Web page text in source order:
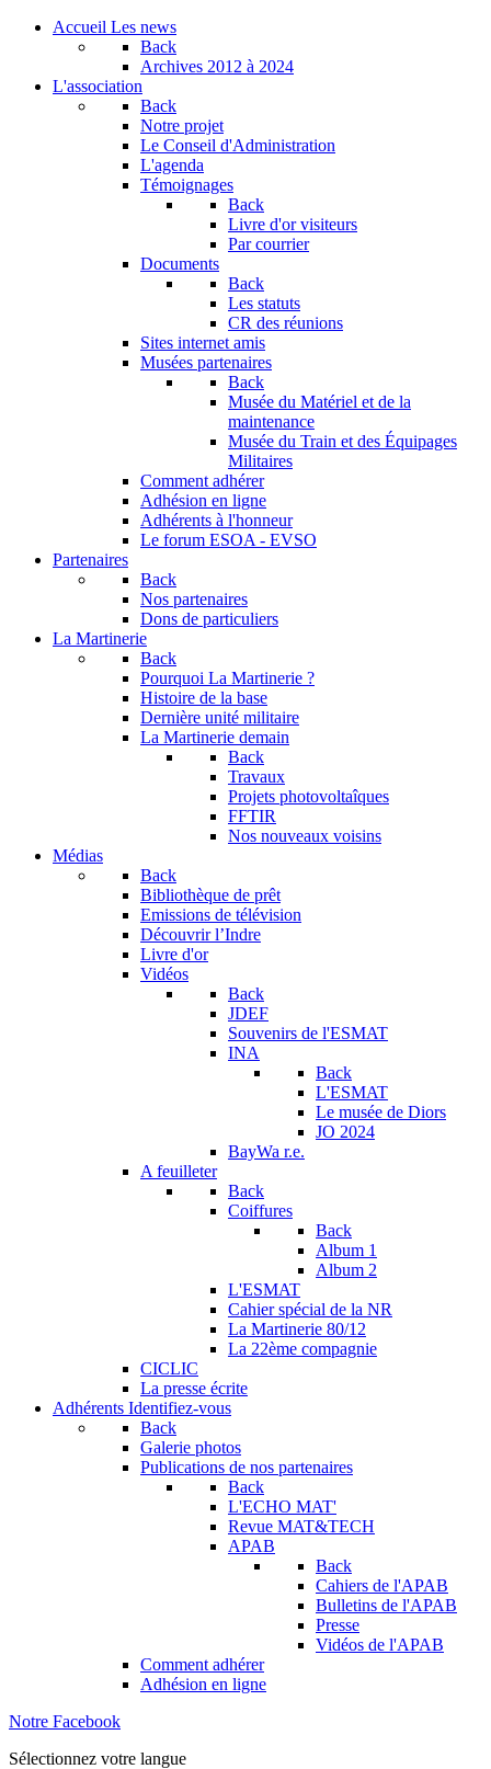
Accueil Les news
Back
Archives 2012 à 2024
L'association
Back
Notre projet
Le Conseil d'Administration
L'agenda
Témoignages
Back
Livre d'or visiteurs
Par courrier
Documents
Back
Les statuts
CR des réunions
Sites internet amis
Musées partenaires
Back
Musée du Matériel et de la
maintenance
Musée du Train et des Équipages
Militaires
Comment adhérer
Adhésion en ligne
Adhérents à l'honneur
Le forum ESOA - EVSO
Partenaires
Back
Nos partenaires
Dons de particuliers
La Martinerie
Back
Pourquoi La Martinerie ?
Histoire de la base
Dernière unité militaire
La Martinerie demain
Back
Travaux
Projets photovoltaîques
FFTIR
Nos nouveaux voisins
Médias
Back
Bibliothèque de prêt
Emissions de télévision
Découvrir l’Indre
Livre d'or
Vidéos
Back
JDEF
Souvenirs de l'ESMAT
INA
Back
L'ESMAT
Le musée de Diors
JO 2024
BayWa r.e.
A feuilleter
Back
Coiffures
Back
Album 1
Album 2
L'ESMAT
Cahier spécial de la NR
La Martinerie 80/12
La 22ème compagnie
CICLIC
La presse écrite
Adhérents Identifiez-vous
Back
Galerie photos
Publications de nos partenaires
Back
L'ECHO MAT'
Revue MAT&TECH
APAB
Back
Cahiers de l'APAB
Bulletins de l'APAB
Presse
Vidéos de l'APAB
Comment adhérer
Adhésion en ligne
Notre Facebook
Sélectionnez votre langue